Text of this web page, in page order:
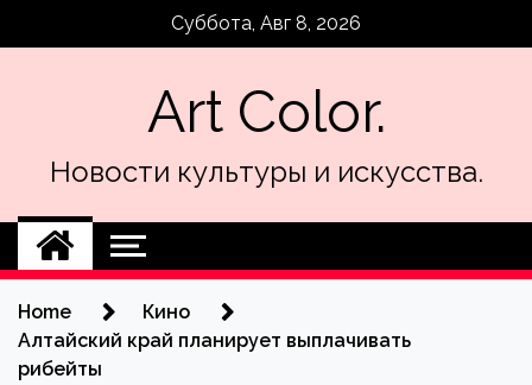
Суббота, Авг 8, 2026
Art Color.
Новости культуры и искусства.
Home
Кино
Алтайский край планирует выплачивать
рибейты